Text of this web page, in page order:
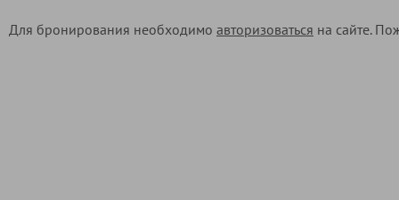
Для бронирования необходимо авторизоваться на сайте.